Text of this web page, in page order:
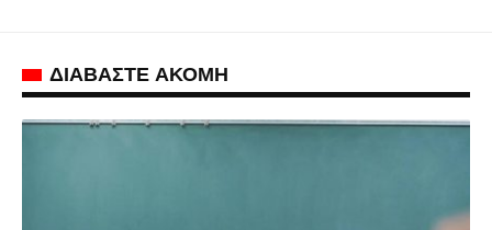
ΔΙΑΒΑΣΤΕ ΑΚΟΜΗ